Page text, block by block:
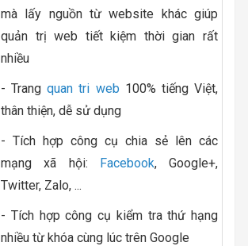
mà lấy nguồn từ website khác giúp
quản trị web tiết kiệm thời gian rất
nhiều
- Trangquan tri web 100% tiếng Việt,
thân thiện, dễ sử dụng
- Tích hợp công cụ chia sẻ lên các
mạng xã hội: Facebook, Google+,
Twitter, Zalo, ...
- Tích hợp công cụ kiểm tra thứ hạng
nhiều từ khóa cùng lúc trên Google